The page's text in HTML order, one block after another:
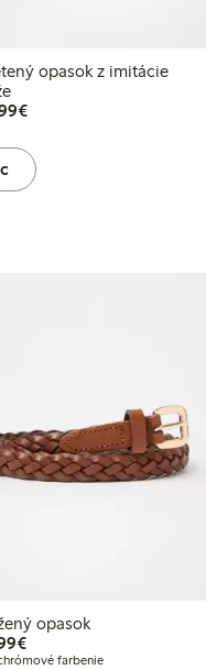
opasok z imitácie
24,99 €
opasok
29,99 €
farbenie